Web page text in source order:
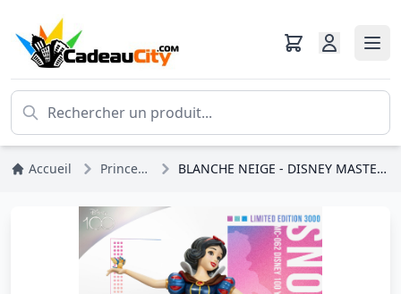
Accueil Princesses Disney BLANCHE NEIGE - DISNEY MASTERCRAFT 100 YEARS OF WONDERS